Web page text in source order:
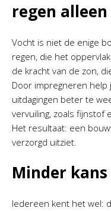
regen alleen
Vocht is niet de enige
regen, die het
de kracht van de zon,
Door impregneren
uitdagingen beter te
vervuiling, zoals fijnstof
Het resultaat: een
verzorgd uitziet.
Minder
Iedereen kent het wel: